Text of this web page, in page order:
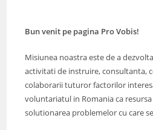
Bun venit pe pagina Pro Vobis!
Misiunea noastra este de a
activitati de instruire, consultanta,
colaborarii tuturor factorilor
voluntariatul in Romania ca
solutionarea problemelor cu care